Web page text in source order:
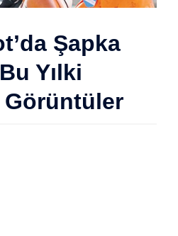
Şapka
Yılki